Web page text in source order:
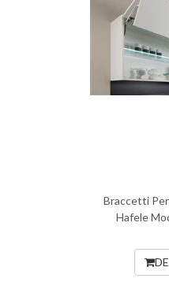
Braccetti
Hafele